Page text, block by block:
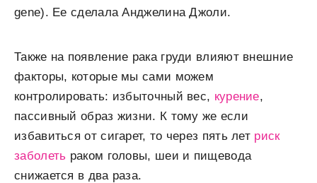
gene). Ее сделала Анджелина Джоли.
Также на появление рака груди влияют внешние
факторы, которые мы сами можем
контролировать: избыточный вес, курение,
пассивный образ жизни. К тому же если
избавиться от сигарет, то через пять лет риск
заболеть раком головы, шеи и пищевода
снижается в два раза.